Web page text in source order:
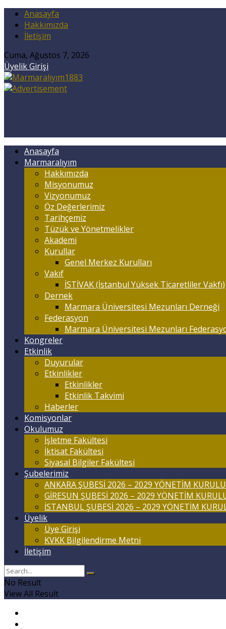
Anasayfa
Hakkımızda
İletişim
Cuma, Ağustos 7, 2026
Üyelik Girişi
Anasayfa
Marmaralıyım
Hakkımızda
Misyonumuz
Vizyonumuz
Öz Değerlerimiz
Tarihçemiz
Tüzük ve Yönetmelikler
Akademi
Kurullar
Genel Merkez Kurulları
Vakıf
İSTİVAK (İstanbul Yüksek Ticaretliler Vakfı)
Dernek
Marmara Üniversitesi Mezunları Derneği
Federasyon
Marmara Üniversitesi Mezunları
Kongreler
Etkinlik
Duyurular
Etkinlikler
Etkinlikler
Etkinlik Takvimi
Haberler
Komisyonlar
Okulumuz
İşletme Fakültesi
İktisat Fakültesi
Siyasal Bilgiler Fakültesi
Şubelerimiz
ANKARA ŞUBESİ 2026 – 2029 YÖNETİM KURULU
GİRESUN ŞUBESİ 2026 – 2029 YÖNETİM
İSTANBUL ŞUBESİ 2026 – 2029 YÖNETİM
Üyelik
Üye Girişi
KVKK Bilgilendirme Metni
İletişim
No Result
View All Result